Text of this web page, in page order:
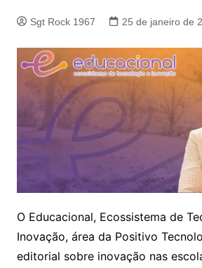
Sgt Rock 1967 25 de janeiro de
O Educacional, Ecossistema de
Inovação, área da Positivo
editorial sobre inovação nas